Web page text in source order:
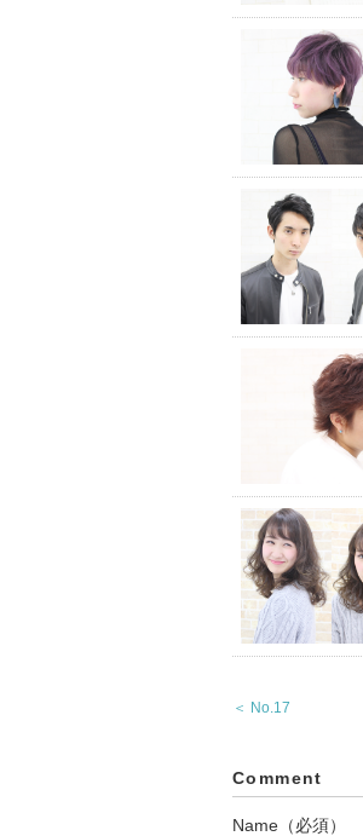
＜ No.17
Comment
Name（必須）